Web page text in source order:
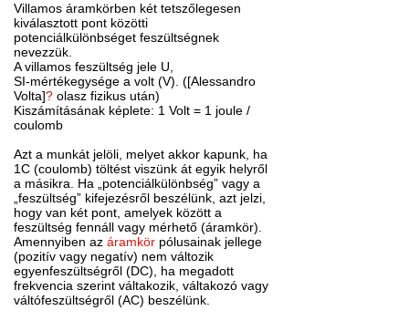
Villamos áramkörben két tetszőlegesen
kiválasztott pont közötti
potenciálkülönbséget feszültségnek
nevezzük.
A villamos feszültség jele U,
SI-mértékegysége a volt (V). ([Alessandro
Volta]? olasz fizikus után)
Kiszámításának képlete: 1 Volt = 1 joule /
coulomb
Azt a munkát jelöli, melyet akkor kapunk, ha
1C (coulomb) töltést viszünk át egyik helyről
a másikra. Ha „potenciálkülönbség” vagy a
„feszültség” kifejezésről beszélünk, azt jelzi,
hogy van két pont, amelyek között a
feszültség fennáll vagy mérhető (áramkör).
Amennyiben azáramkör pólusainak jellege
(pozitív vagy negatív) nem változik
egyenfeszültségről (DC), ha megadott
frekvencia szerint váltakozik, váltakozó vagy
váltófeszültségről (AC) beszélünk.